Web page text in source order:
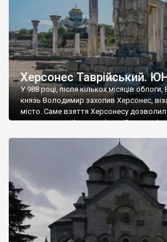
Херсонес Таврійський.
У 988 році, після кількох місяців
князь Володимир захопив Херсонес,
місто. Саме взяття Херсонесу
диктувати свої умови візантійському
Херсонесі Володимир-язичник, став
А потім було Хрещення Русі. На честь